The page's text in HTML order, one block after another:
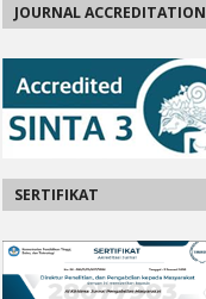
JOURNAL ACCREDITATION
SERTIFIKAT